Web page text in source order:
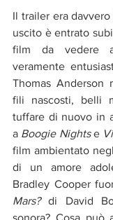
Il trailer era
uscito è entrato
film da vedere
veramente
Thomas Anderson
fili nascosti, belli
tuffare di nuovo in
a Boogie Nights e
film ambientato
di un amore
Bradley Cooper
Mars? di David
sonora? Cosa può